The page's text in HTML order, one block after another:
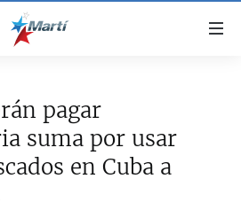
pagar
suma por usar
en Cuba a